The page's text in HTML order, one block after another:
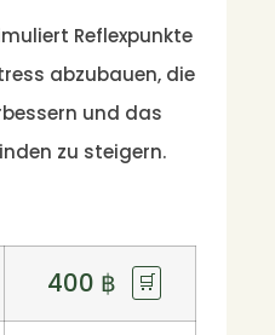
Reflexpunkte
abzubauen, die
und das
zu steigern.
400 ฿ 🛒